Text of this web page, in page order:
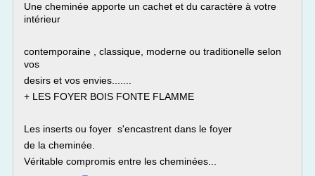
Une cheminée apporte un cachet et du caractère à votre
intérieur
contemporaine , classique, moderne ou traditionelle selon
vos
desirs et vos envies.......
+ LES FOYER BOIS FONTE FLAMME
Les inserts ou foyer s'encastrent dans le foyer
de la cheminée.
Véritable compromis entre les cheminées...